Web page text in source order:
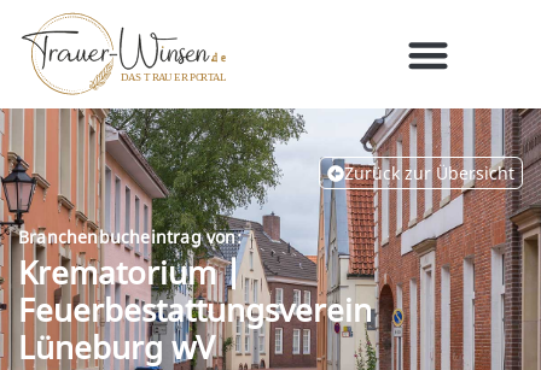
Branchenbucheintrag von:
Krematorium |
Feuerbestattungsverein
Lüneburg wV
Zurück zur Übersicht